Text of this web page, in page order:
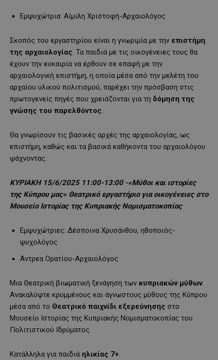
Εμψυχώτρια: Aίμιλη Χριστοφή-Αρχαιολόγος
Σκοπός του εργαστηρίου είναι η γνωριμία με την επιστήμη
της αρχαιολογίας. Τα παιδιά με τις οικογένειες τους θα
έχουν την ευκαιρία να έρθουν σε επαφή με την
αρχαιολογική επιστήμη, η οποία μέσα από την μελέτη του
αρχαίου υλικού πολιτισμού, παρέχει την πρόσβαση στις
πρωτογενείς πηγές που χρειάζονται για τη δόμηση της
γνώσης του παρελθόντος.
Θα γνωρίσουν τις βασικές αρχές της αρχαιολογίας, ως
επιστήμη, καθώς και τα βασικά καθήκοντα του αρχαιολόγου
ψάχνοντας.
ΚΥΡΙΑΚΗ 15/6/2025 11:00-13:00 -«Μύθοι και ιστορίες
της Κύπρου μας» Θεατρικό εργαστήριo για οικογένειες στο
Μουσείο Ιστορίας της Κυπριακής Νομισματοκοπίας
Εμψυχώτριες: Δέσποινα Χρυσάνθου, ηθοποιός-
ψυχολόγος
Άντρεα Ορατίου-Αρχαιολόγος
Μια Θεατρική βιωματική ξενάγηση των κυπριακών μύθων.
Ανακαλύψτε κρυμμένους και άγνωστους μύθους της Κύπρου
μέσα από το Θεατρικό παιχνίδι εξερεύνησης στο
Μουσείο Ιστορίας της Κυπριακής Νομισματοκοπίας του
Πολιτιστικού Ιδρύματος.
Κατάλληλα για παιδιά ηλικίας 7+.